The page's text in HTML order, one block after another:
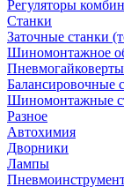
Регуляторы
Станки
Заточные станки
Шиномонтажное
Пневмогайковерты
Балансировочные
Шиномонтажные
Разное
Автохимия
Дворники
Лампы